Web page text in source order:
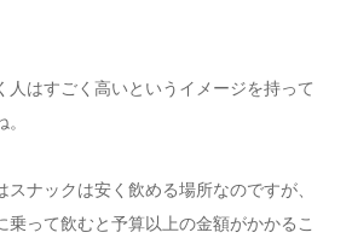
人はすごく高いというイメージを持って
ナックは安く飲める場所なのですが、
乗って飲むと予算以上の金額がかかるこ